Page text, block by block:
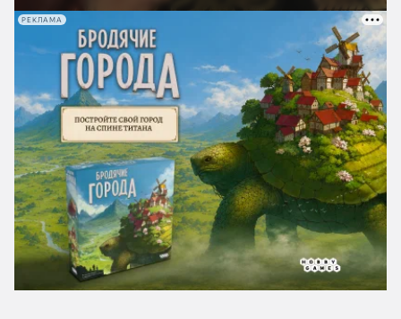
РЕКЛАМА